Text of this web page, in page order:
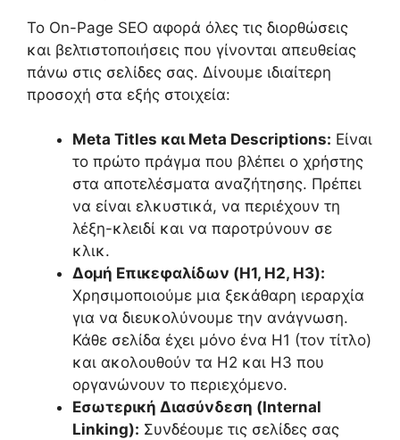
Το On-Page SEO αφορά όλες τις διορθώσεις
και βελτιστοποιήσεις που γίνονται απευθείας
πάνω στις σελίδες σας. Δίνουμε ιδιαίτερη
προσοχή στα εξής στοιχεία:
Meta Titles και Meta Descriptions: Είναι
το πρώτο πράγμα που βλέπει ο χρήστης
στα αποτελέσματα αναζήτησης. Πρέπει
να είναι ελκυστικά, να περιέχουν τη
λέξη-κλειδί και να παροτρύνουν σε
κλικ.
Δομή Επικεφαλίδων (H1, H2, H3):
Χρησιμοποιούμε μια ξεκάθαρη ιεραρχία
για να διευκολύνουμε την ανάγνωση.
Κάθε σελίδα έχει μόνο ένα H1 (τον τίτλο)
και ακολουθούν τα H2 και H3 που
οργανώνουν το περιεχόμενο.
Εσωτερική Διασύνδεση (Internal
Linking): Συνδέουμε τις σελίδες σας